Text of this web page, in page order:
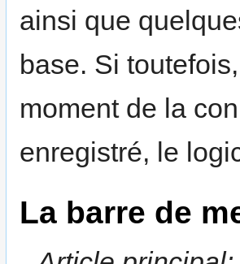
ainsi que
base. Si
moment de la
enregistré, le
La barre de